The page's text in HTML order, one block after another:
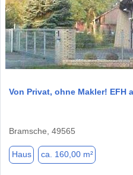
Von Privat, ohne Makler! EFH
Bramsche, 49565
Haus ca. 160,00 m²